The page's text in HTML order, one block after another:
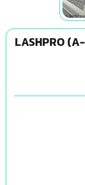
پالت مژه دونه ای اسپایک LASHPRO (A-